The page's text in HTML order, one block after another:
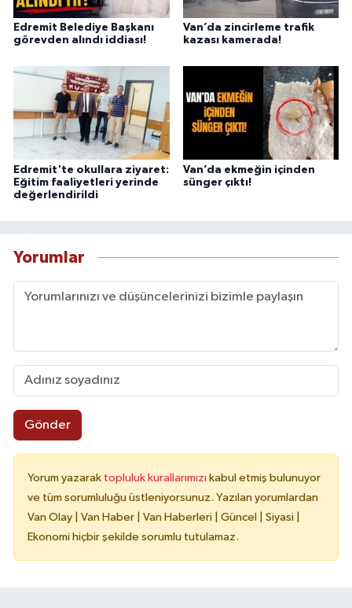
Edremit Belediye Başkanı
görevden alındı iddiası!
Van’da zincirleme trafik
kazası kamerada!
Edremit'te okullara ziyaret:
Eğitim faaliyetleri yerinde
değerlendirildi
Van’da ekmeğin içinden
sünger çıktı!
Yorumlar
Gönder
Yorum yazarak topluluk kurallarımızı kabul etmiş bulunuyor
ve tüm sorumluluğu üstleniyorsunuz. Yazılan yorumlardan
Van Olay | Van Haber | Van Haberleri | Güncel | Siyasi |
Ekonomi hiçbir şekilde sorumlu tutulamaz.